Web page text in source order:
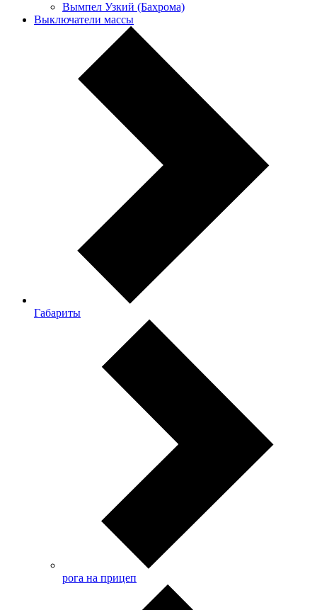
Вымпел Узкий (Бахрома)
Выключатели массы
Габариты
рога на прицеп